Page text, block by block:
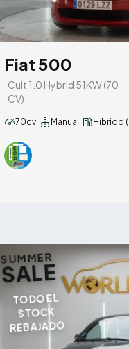
Fiat 500
Cult 1.0 Hybrid 51KW (70
CV)
70cv Manual Híbrido
SUMMER
SALE
TODO EL
STOCK
REBAJADO